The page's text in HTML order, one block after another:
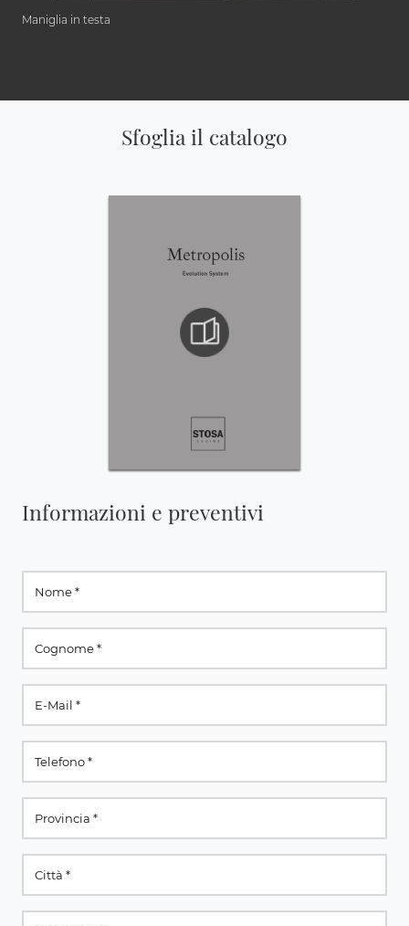
Maniglia in testa
Sfoglia il catalogo
Informazioni e preventivi